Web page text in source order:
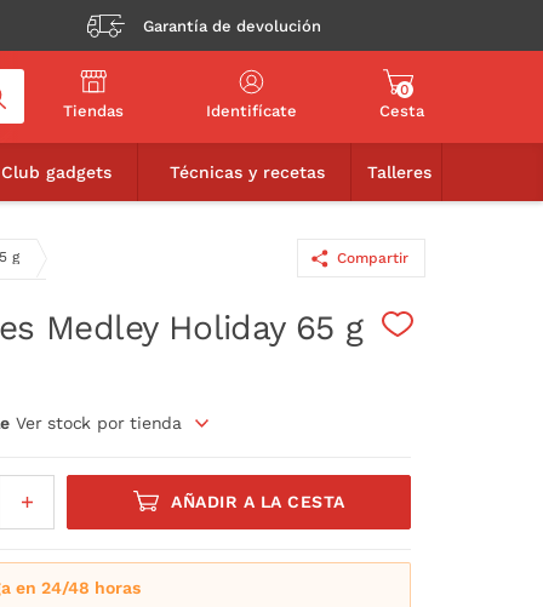
Garantía de devolución
Tiendas Identifícate
0
Cesta
Club gadgets Técnicas y recetas Talleres
g
Medley Holiday 65 g
Ver stock por tienda
AÑADIR A LA CESTA
en 24/48 horas
Compartir